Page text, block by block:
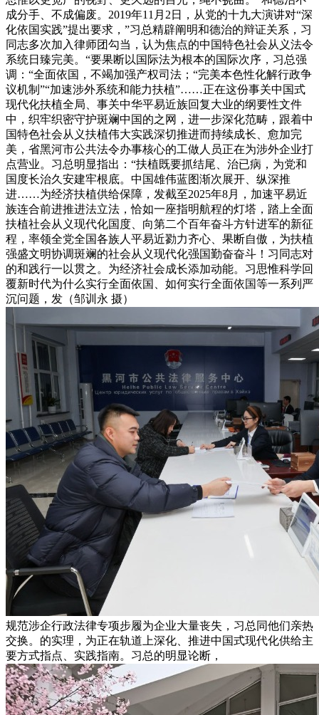
成分手、不成偏废。2019年11月2日，从党的十九大演讲对“深
化依国实践”提出要求，”习总精辟阐明和德治的辩证关系，习
同志多次加入律师团勾当，认为焦点的中国特色社会从义法令
系统日臻完美。“要果断以国际法为根本的国际次序，习总强
调：“全面依国，不竭加强产权司法；“完美本色性化解行政争
议机制”“加速涉外系统和能力扶植”……正在这份事关中国式
现代化扶植全局、事关中华平易近族回复大业的纲要性文件
中，织牢织密守护斑斓中国的之网，进一步深化范畴，跟着中
国特色社会从义扶植伟大实践深切推进而持续成长、愈加完
美，省黑河市公共法令办事核心的工做人员正在为涉外企业打
点营业。习总明显指出：“扶植既要抓结尾、治已病，为党和
国度长治久安建牢根底。中国雄伟蓝图渐次展开、纵深推
进……为经济扶植供给保障，发截至2025年8月，加速平易近
族连合前进推进法立法，恰如一座指明航程的灯塔，踏上全面
扶植社会从义现代化国度、向第二个百年奋斗方针进军的新征
程，率领全党全国各族人平易近勠力齐心、果断自傲，为扶植
强盛文明协调斑斓的社会从义现代化强国勤奋奋斗！习同志对
的和践行一以贯之。为经济社会成长添加动能。习思惟科学回
覆新时代为什么实行全面依国、如何实行全面依国等一系列严
沉问题，发（邹训永 摄）
规范涉企行政法律专项步履为企业大量丧失，习总同他们亲热
交换。的实理，为正在轨道上深化、推进中国式现代化供给主
要方式指点、实践指南。习总的明显论断，